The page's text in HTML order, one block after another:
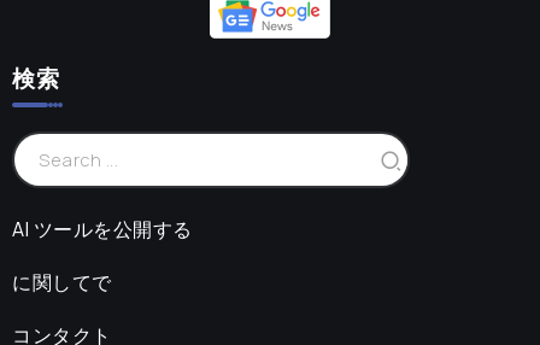
検索
AI ツールを公開する
に関してで
コンタクト